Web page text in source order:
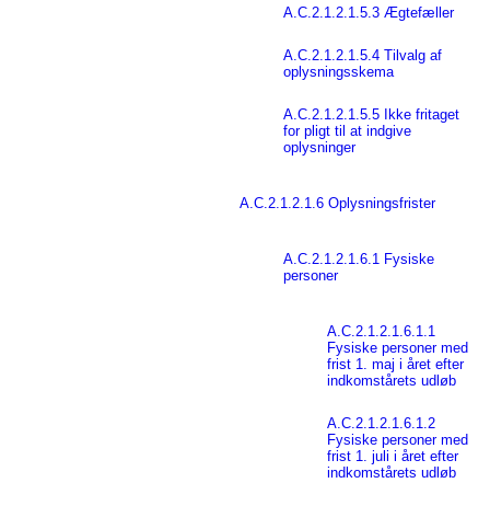
A.C.2.1.2.1.5.3 Ægtefæller
A.C.2.1.2.1.5.4 Tilvalg af
oplysningsskema
A.C.2.1.2.1.5.5 Ikke fritaget
for pligt til at indgive
oplysninger
A.C.2.1.2.1.6 Oplysningsfrister
A.C.2.1.2.1.6.1 Fysiske
personer
A.C.2.1.2.1.6.1.1
Fysiske personer med
frist 1. maj i året efter
indkomstårets udløb
A.C.2.1.2.1.6.1.2
Fysiske personer med
frist 1. juli i året efter
indkomstårets udløb